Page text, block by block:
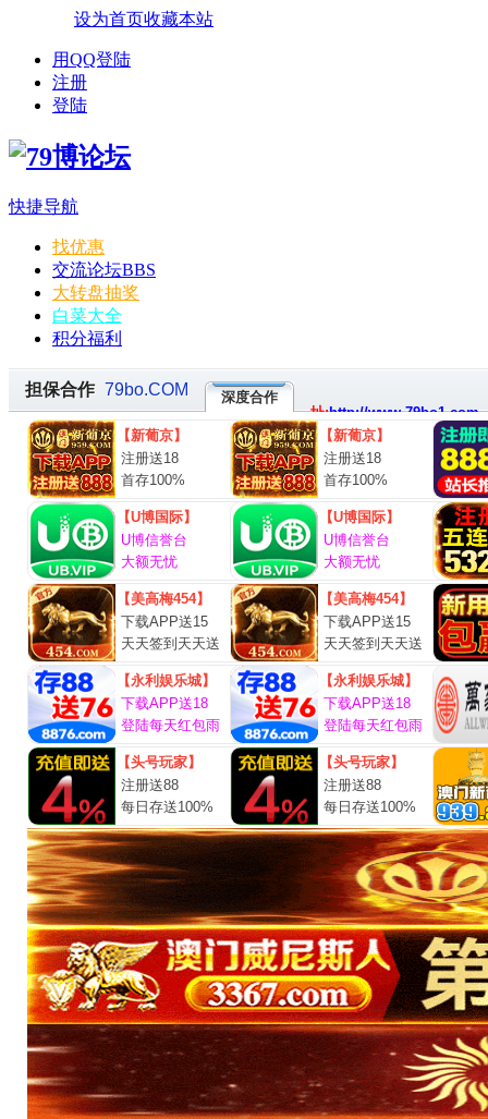
设为首页收藏本站
用QQ登陆
注册
登陆
快捷导航
找优惠
交流论坛BBS
大转盘抽奖
白菜大全
积分福利